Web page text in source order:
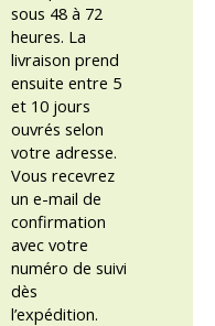
sous 48 à 72
heures. La
livraison prend
ensuite entre 5
et 10 jours
ouvrés selon
votre adresse.
Vous recevrez
un e-mail de
confirmation
avec votre
numéro de suivi
dès
l’expédition.